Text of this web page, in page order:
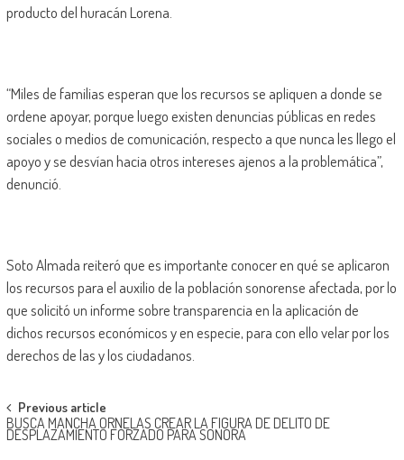
producto del huracán Lorena.
“Miles de familias esperan que los recursos se apliquen a donde se
ordene apoyar, porque luego existen denuncias públicas en redes
sociales o medios de comunicación, respecto a que nunca les llego el
apoyo y se desvían hacia otros intereses ajenos a la problemática”,
denunció.
Soto Almada reiteró que es importante conocer en qué se aplicaron
los recursos para el auxilio de la población sonorense afectada, por lo
que solicitó un informe sobre transparencia en la aplicación de
dichos recursos económicos y en especie, para con ello velar por los
derechos de las y los ciudadanos.
Post
navigation
Previous article
BUSCA MANCHA ORNELAS CREAR LA FIGURA DE DELITO DE
DESPLAZAMIENTO FORZADO PARA SONORA